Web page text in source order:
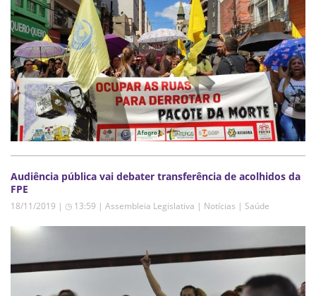
Audiência pública vai debater transferência de acolhidos da
FPE
18/11/2019 | ◷ 13:59 | Assembleia Legislativa | Notícias | Saúde